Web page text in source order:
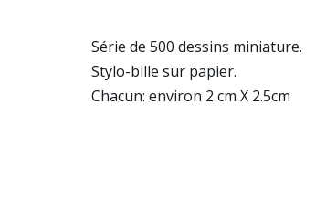
Série de 500 dessins miniature.
Stylo-bille sur papier.
Chacun: environ 2 cm X 2.5cm